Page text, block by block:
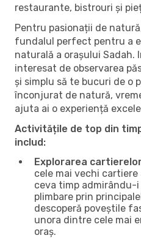
restaurante, bistrouri și
Pentru pasionații de
fundalul perfect pentru a
naturală a orașului
interesat de observarea
și simplu să te bucuri de o
înconjurat de natură,
ajuta ai o experiență
Activitățile de top din
includ:
Explorarea
cele mai vechi
ceva timp admirându-
plimbare prin
descoperă poveștile
unora dintre cele mai
oraș.